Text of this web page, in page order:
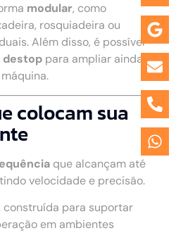
modular, como
rosquiadeira ou
Além disso, é possível
destop para ampliar ainda
colocam sua
que alcançam até
velocidade e precisão.
construída para suportar
em ambientes